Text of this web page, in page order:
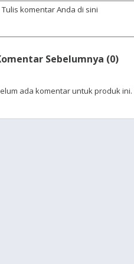
Sebelumnya (0)
ada komentar untuk produk ini.